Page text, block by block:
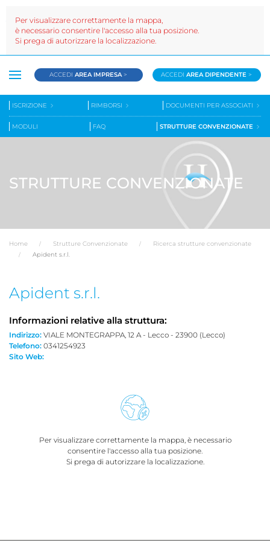
ACCEDIAREA IMPRESA > ACCEDIAREA DIPENDENTE >
ISCRIZIONE RIMBORSI DOCUMENTI PER ASSOCIATI
MODULI FAQ STRUTTURE CONVENZIONATE
STRUTTURE CONVENZIONATE
Home Strutture Convenzionate
Ricerca strutture convenzionate
Apident s.r.l.
Apident s.r.l.
Informazioni relative alla struttura:
Indirizzo: VIALE MONTEGRAPPA, 12 A - Lecco - 23900 (Lecco)
Telefono: 0341254923
Sito Web:
Per visualizzare correttamente la mappa, è necessario
consentire l'accesso alla tua posizione.
Si prega di autorizzare la localizzazione.
Per visualizzare correttamente la mappa,
è necessario consentire l'accesso alla tua posizione.
Si prega di autorizzare la localizzazione.